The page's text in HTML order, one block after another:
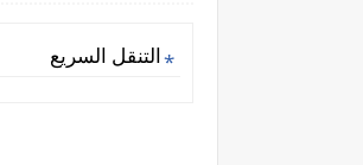
التنقل السريع